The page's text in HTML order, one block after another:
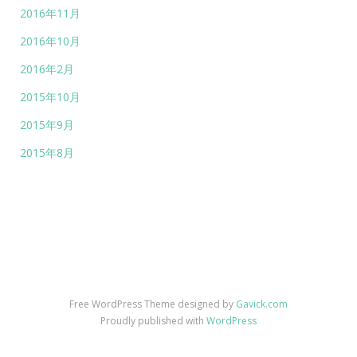
2016年11月
2016年10月
2016年2月
2015年10月
2015年9月
2015年8月
Free WordPress Theme designed by Gavick.com
Proudly published with WordPress